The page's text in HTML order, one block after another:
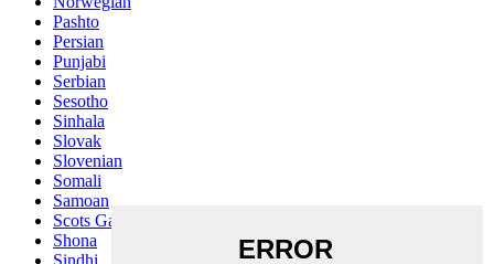
Pashto
Persian
Punjabi
Serbian
Sesotho
Sinhala
Slovak
Slovenian
Somali
Samoan
Scots Gaelic
Shona
Sindhi